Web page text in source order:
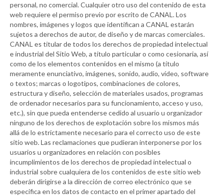
personal, no comercial. Cualquier otro uso del contenido de esta
web requiere el permiso previo por escrito deCANAL . Los
nombres, imágenes y logos que identifican a CANAL estarán
sujetos a derechos de autor, de diseño y de marcas comerciales.
CANAL es titular de todos los derechos de propiedad intelectual
e industrial del Sitio Web, a título particular o como cesionaria, así
como de los elementos contenidos en el mismo (a título
meramente enunciativo, imágenes, sonido, audio, vídeo, software
o textos; marcas o logotipos, combinaciones de colores,
estructura y diseño, selección de materiales usados, programas
de ordenador necesarios para su funcionamiento, acceso y uso,
etc.), sin que pueda entenderse cedido al usuario u organizador
ninguno de los derechos de explotación sobre los mismos más
allá de lo estrictamente necesario para el correcto uso de este
sitio web. Las reclamaciones que pudieran interponerse por los
usuarios u organizadores en relación con posibles
incumplimientos de los derechos de propiedad intelectual o
industrial sobre cualquiera de los contenidos de este sitio web
deberán dirigirse a la dirección de correo electrónico que se
especifica en los datos de contacto en el primer apartado del